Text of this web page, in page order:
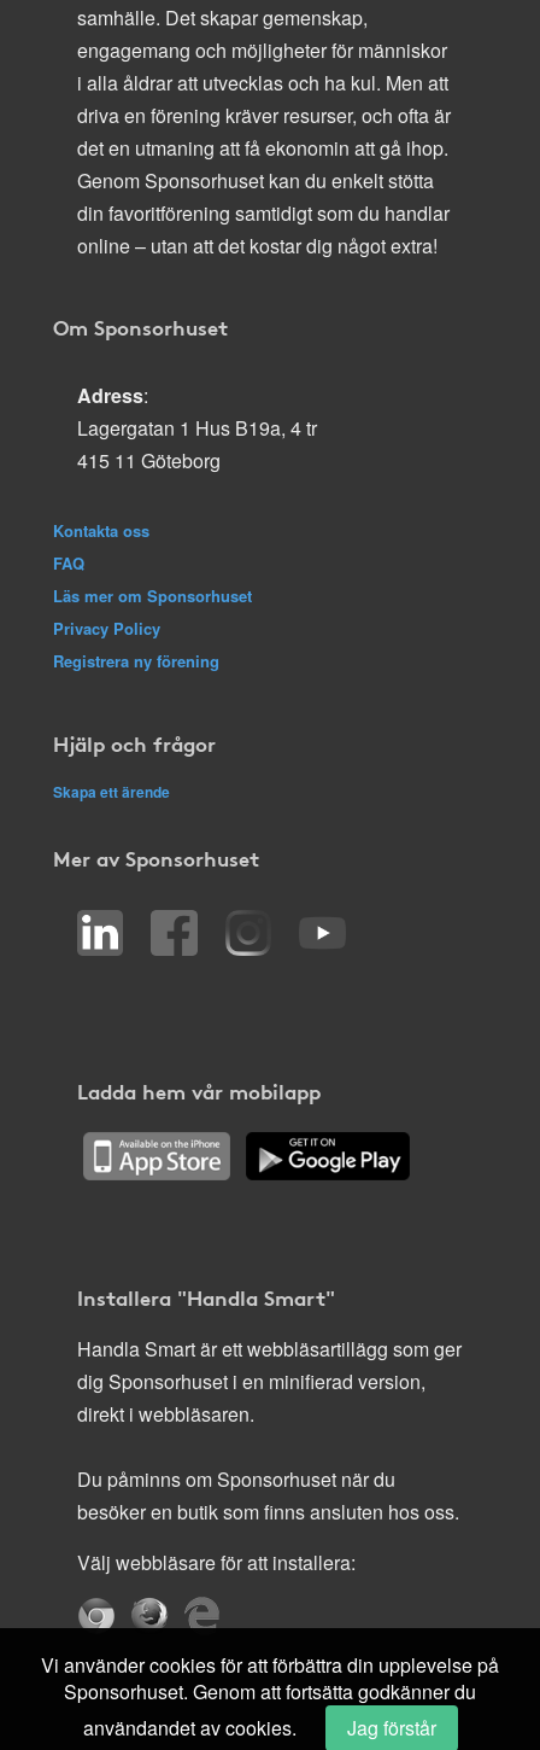
samhälle. Det skapar gemenskap,
engagemang och möjligheter för människor
i alla åldrar att utvecklas och ha kul. Men att
driva en förening kräver resurser, och ofta är
det en utmaning att få ekonomin att gå ihop.
Genom Sponsorhuset kan du enkelt stötta
din favoritförening samtidigt som du handlar
online – utan att det kostar dig något extra!
Om Sponsorhuset
Adress:
Lagergatan 1 Hus B19a, 4 tr
415 11 Göteborg
Kontakta oss
FAQ
Läs mer om Sponsorhuset
Privacy Policy
Registrera ny förening
Hjälp och frågor
Skapa ett ärende
Mer av Sponsorhuset
Ladda hem vår mobilapp
Installera "Handla Smart"
Handla Smart är ett webbläsartillägg som ger
dig Sponsorhuset i en minifierad version,
direkt i webbläsaren.
Du påminns om Sponsorhuset när du
besöker en butik som finns ansluten hos oss.
Välj webbläsare för att installera:
Vi använder cookies för att förbättra din upplevelse på
Sponsorhuset. Genom att fortsätta godkänner du
användandet av cookies.
Jag förstår